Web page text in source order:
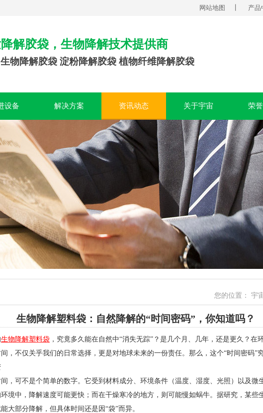
网站地图 产品
解胶袋，生物降解技术提供商
物降解胶袋 淀粉降解胶袋 植物纤维降解胶袋
设备 解决方案 资讯动态 关于宇宙 荣
您的位置： 宇
生物降解塑料袋：自然降解的“时间密码”，你知道吗？
生物降解塑料袋 ，究竟多久能在自然中“消失无踪”？是几个月、几年，还是更久？在
，不仅关乎我们的日常选择，更是对地球未来的一份责任。那么，这个“时间密码”
，可不是个简单的数字。它受到材料成分、环境条件（温度、湿度、光照）以及微
境中，降解速度可能更快；而在干燥寒冷的地方，则可能慢如蜗牛。据研究，某些
大部分降解，但具体时间还是因“袋”而异。